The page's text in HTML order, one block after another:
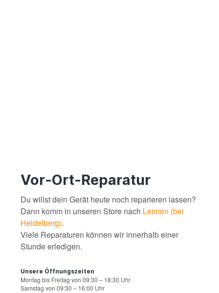
Vor-Ort-Reparatur
Du willst dein Gerät heute noch reparieren lassen?
Dann komm in unseren Store nach Leimen (bei
Heidelberg).
Viele Reparaturen können wir innerhalb einer
Stunde erledigen.
Unsere Öffnungszeiten
Montag bis Freitag von 09:30 – 18:30 Uhr
Samstag von 09:30 – 16:00 Uhr